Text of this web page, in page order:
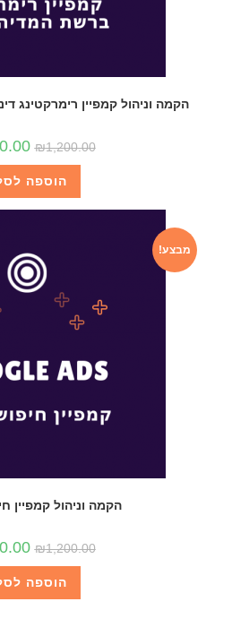
הקמה וניהול קמפיין רימרקטינג
₪1,200.00
הוספה
מבצע!
הקמה וניהול קמפיין
₪1,200.00
הוספה